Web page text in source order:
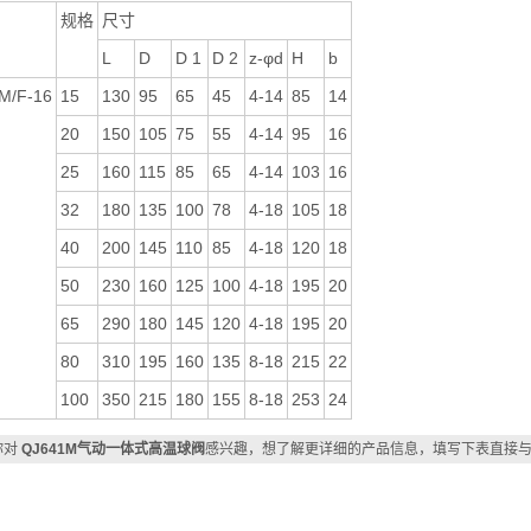
规格 尺寸
L
D D 1 D 2 z-φd H
b
F-16 15 130 95 65 45 4-14 85
14
20
150 105 75 55 4-14 95
16
25
160 115 85 65 4-14 103 16
32
180 135 100 78 4-18 105 18
40
200 145 110 85 4-18 120 18
50
230 160 125 100 4-18 195 20
65
290 180 145 120 4-18 195 20
80
310 195 160 135 8-18 215 22
100
350 215 180 155 8-18 253 24
QJ641M气动一体式高温球阀感兴趣，想了解更详细的产品信息，填写下表直接与